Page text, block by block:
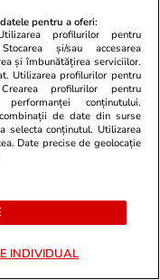
06 aug.
pentru a oferi:
profilurilor pentru
și/sau accesarea
și îmbunătățirea serviciilor.
Utilizarea profilurilor pentru
profilurilor pentru
conținutului.
de date din surse
selecta conținutul. Utilizarea
Date precise de geolocație
INDIVIDUAL